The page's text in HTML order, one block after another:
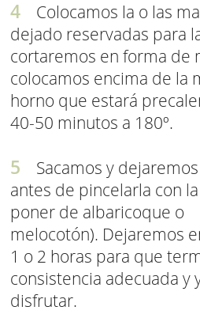
Colocamos la o las
dejado reservadas para
cortaremos en forma de
colocamos encima de la
horno que estará
40-50 minutos a 180º.
Sacamos y
antes de pincelarla con
poner de albaricoque o
melocotón). Dejaremos
1 o 2 horas para que
consistencia adecuada y
disfrutar.